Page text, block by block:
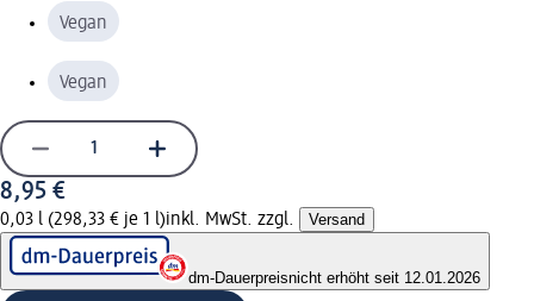
Vegan
Vegan
8,95 €
0,03 l (298,33 € je 1 l)inkl. MwSt. zzgl. Versand
dm-Dauerpreisnicht erhöht seit 12.01.2026